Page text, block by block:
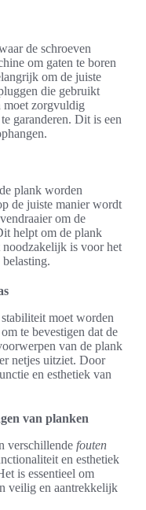
de schroeven
om gaten te boren
om de juiste
die gebruikt
moet zorgvuldig
garanderen. Dit is een
plank worden
de juiste manier wordt
om de
helpt om de plank
noodzakelijk is voor het
moet worden
te bevestigen dat de
van de plank
netjes uitziet. Door
en esthetiek van
van planken
verschillende fouten
en esthetiek
is essentieel om
veilig en aantrekkelijk